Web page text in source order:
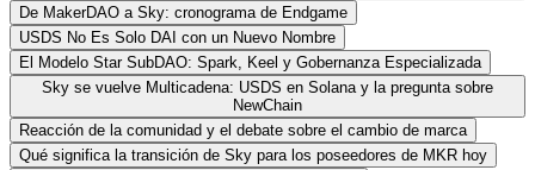
De MakerDAO a Sky: cronograma de Endgame
USDS No Es Solo DAI con un Nuevo Nombre
El Modelo Star SubDAO: Spark, Keel y Gobernanza Especializada
Sky se vuelve Multicadena: USDS en Solana y la pregunta sobre
NewChain
Reacción de la comunidad y el debate sobre el cambio de marca
Qué significa la transición de Sky para los poseedores de MKR hoy